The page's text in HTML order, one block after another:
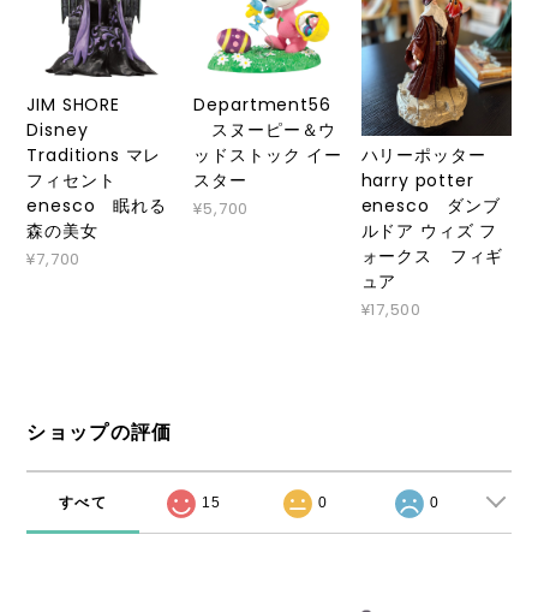
JIM SHORE
Disney
Traditions マレ
フィセント
enesco 眠れる
森の美女
¥7,700
Department56
スヌーピー＆ウ
ッドストック イー
スター
¥5,700
ハリーポッター
harry potter
enesco ダンブ
ルドア ウィズ フ
ォークス フィギ
ュア
¥17,500
ショップの評価
すべて 15 0 0